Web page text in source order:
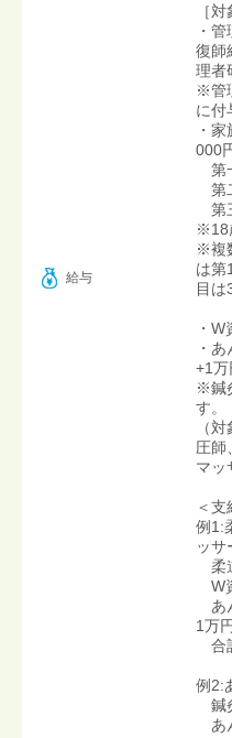
給与
［
・
復師
理者
※管
に付
・
000
第
第
第
※18
※複
は第
目は
・
・
+1万
※鍼
す。
（
圧師
マッ
＜支
例1:
ッサ
柔
W
あ
1万円
合
例2:
鍼
あ